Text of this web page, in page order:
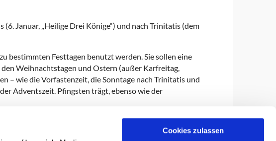
Cookies zulassen
Januar, „Heilige Drei Könige“) und nach Trinitatis (dem
bestimmten Festtagen benutzt werden. Sie sollen eine
Weihnachtstagen und Ostern (außer Karfreitag,
– wie die Vorfastenzeit, die Sonntage nach Trinitatis und
Adventszeit. Pfingsten trägt, ebenso wie der